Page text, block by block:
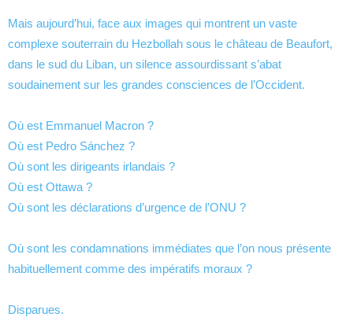
Mais aujourd’hui, face aux images qui montrent un vaste
complexe souterrain du Hezbollah sous le château de Beaufort,
dans le sud du Liban, un silence assourdissant s’abat
soudainement sur les grandes consciences de l’Occident.
Où est Emmanuel Macron ?
Où est Pedro Sánchez ?
Où sont les dirigeants irlandais ?
Où est Ottawa ?
Où sont les déclarations d’urgence de l’ONU ?
Où sont les condamnations immédiates que l’on nous présente
habituellement comme des impératifs moraux ?
Disparues.